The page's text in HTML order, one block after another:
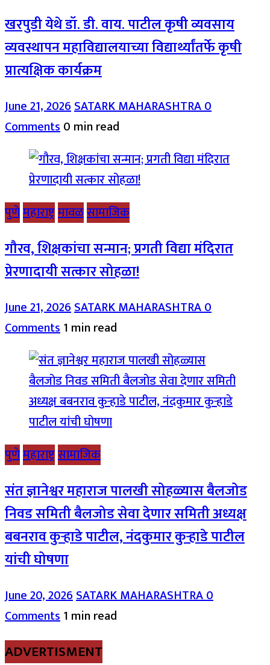
खरपुडी येथे डॉ. डी. वाय. पाटील कृषी व्यवसाय
व्यवस्थापन महाविद्यालयाच्या विद्यार्थ्यांतर्फे कृषी
प्रात्यक्षिक कार्यक्रम
June 21, 2026SATARK MAHARASHTRA0
Comments0 min read
पुणेमहाराष्ट्रमावळसामाजिक
गौरव, शिक्षकांचा सन्मान; प्रगती विद्या मंदिरात
प्रेरणादायी सत्कार सोहळा!
June 21, 2026SATARK MAHARASHTRA0
Comments1 min read
पुणेमहाराष्ट्रसामाजिक
संत ज्ञानेश्वर महाराज पालखी सोहळ्यास बैलजोड
निवड समिती बैलजोड सेवा देणार समिती अध्यक्ष
बबनराव कुऱ्हाडे पाटील, नंदकुमार कुऱ्हाडे पाटील
यांची घोषणा
June 20, 2026SATARK MAHARASHTRA0
Comments1 min read
ADVERTISMENT